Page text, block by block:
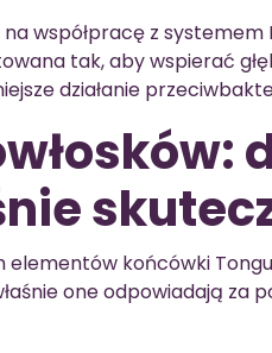
współpracę z systemem
tak, aby wspierać
działanie
elementów końcówki
one odpowiadają za